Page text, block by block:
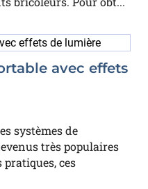
avec effets
systèmes de
très populaires
pratiques, ces